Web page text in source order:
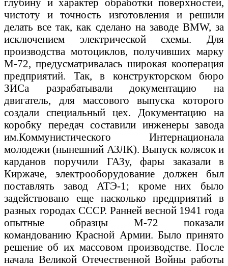
глубину и характер обработки поверхностей,
чистоту и точность изготовления и решили
делать все так, как сделано на заводе BMW, за
исключением электрической схемы. Для
производства мотоциклов, получивших марку
М-72, предусматривалась широкая кооперация
предприятий. Так, в конструкторском бюро
ЗИСа разрабатывали документацию на
двигатель, для массового выпуска которого
создали специальный цех. Документацию на
коробку передач составили инженеры завода
им.Коммунистического Интернационала
молодежи (нынешний АЗЛК). Выпуск колясок и
карданов поручили ГАЗу, фары заказали в
Киржаче, электрооборудование должен был
поставлять завод АТЭ-1; кроме них было
задействовано еще насколько предприятий в
разных городах СССР. Ранней весной 1941 года
опытные образцы М-72 показали
командованию Красной Армии. Было принято
решение об их массовом производстве. После
начала Великой Отечественной Войны работы